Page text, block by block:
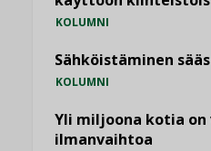
KOLUMNI
Sähköistäminen
KOLUMNI
Yli miljoona kotia
ilmanvaihtoa